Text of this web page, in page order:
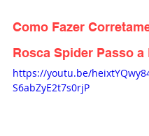
Como Fazer
Rosca Spider Passo a
https://youtu.be/
S6abZyE2t7s0rjP